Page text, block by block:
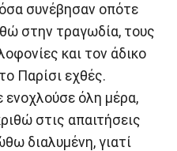
συνέβησαν οπότε
στην τραγωδία, τους
και τον άδικο
Παρίσι εχθές.
ενοχλούσε όλη μέρα,
στις απαιτήσεις
διαλυμένη, γιατί